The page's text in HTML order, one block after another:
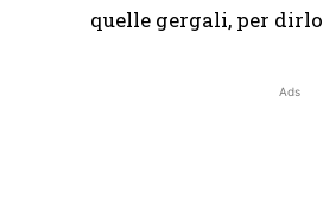
quelle gergali, per
Ads